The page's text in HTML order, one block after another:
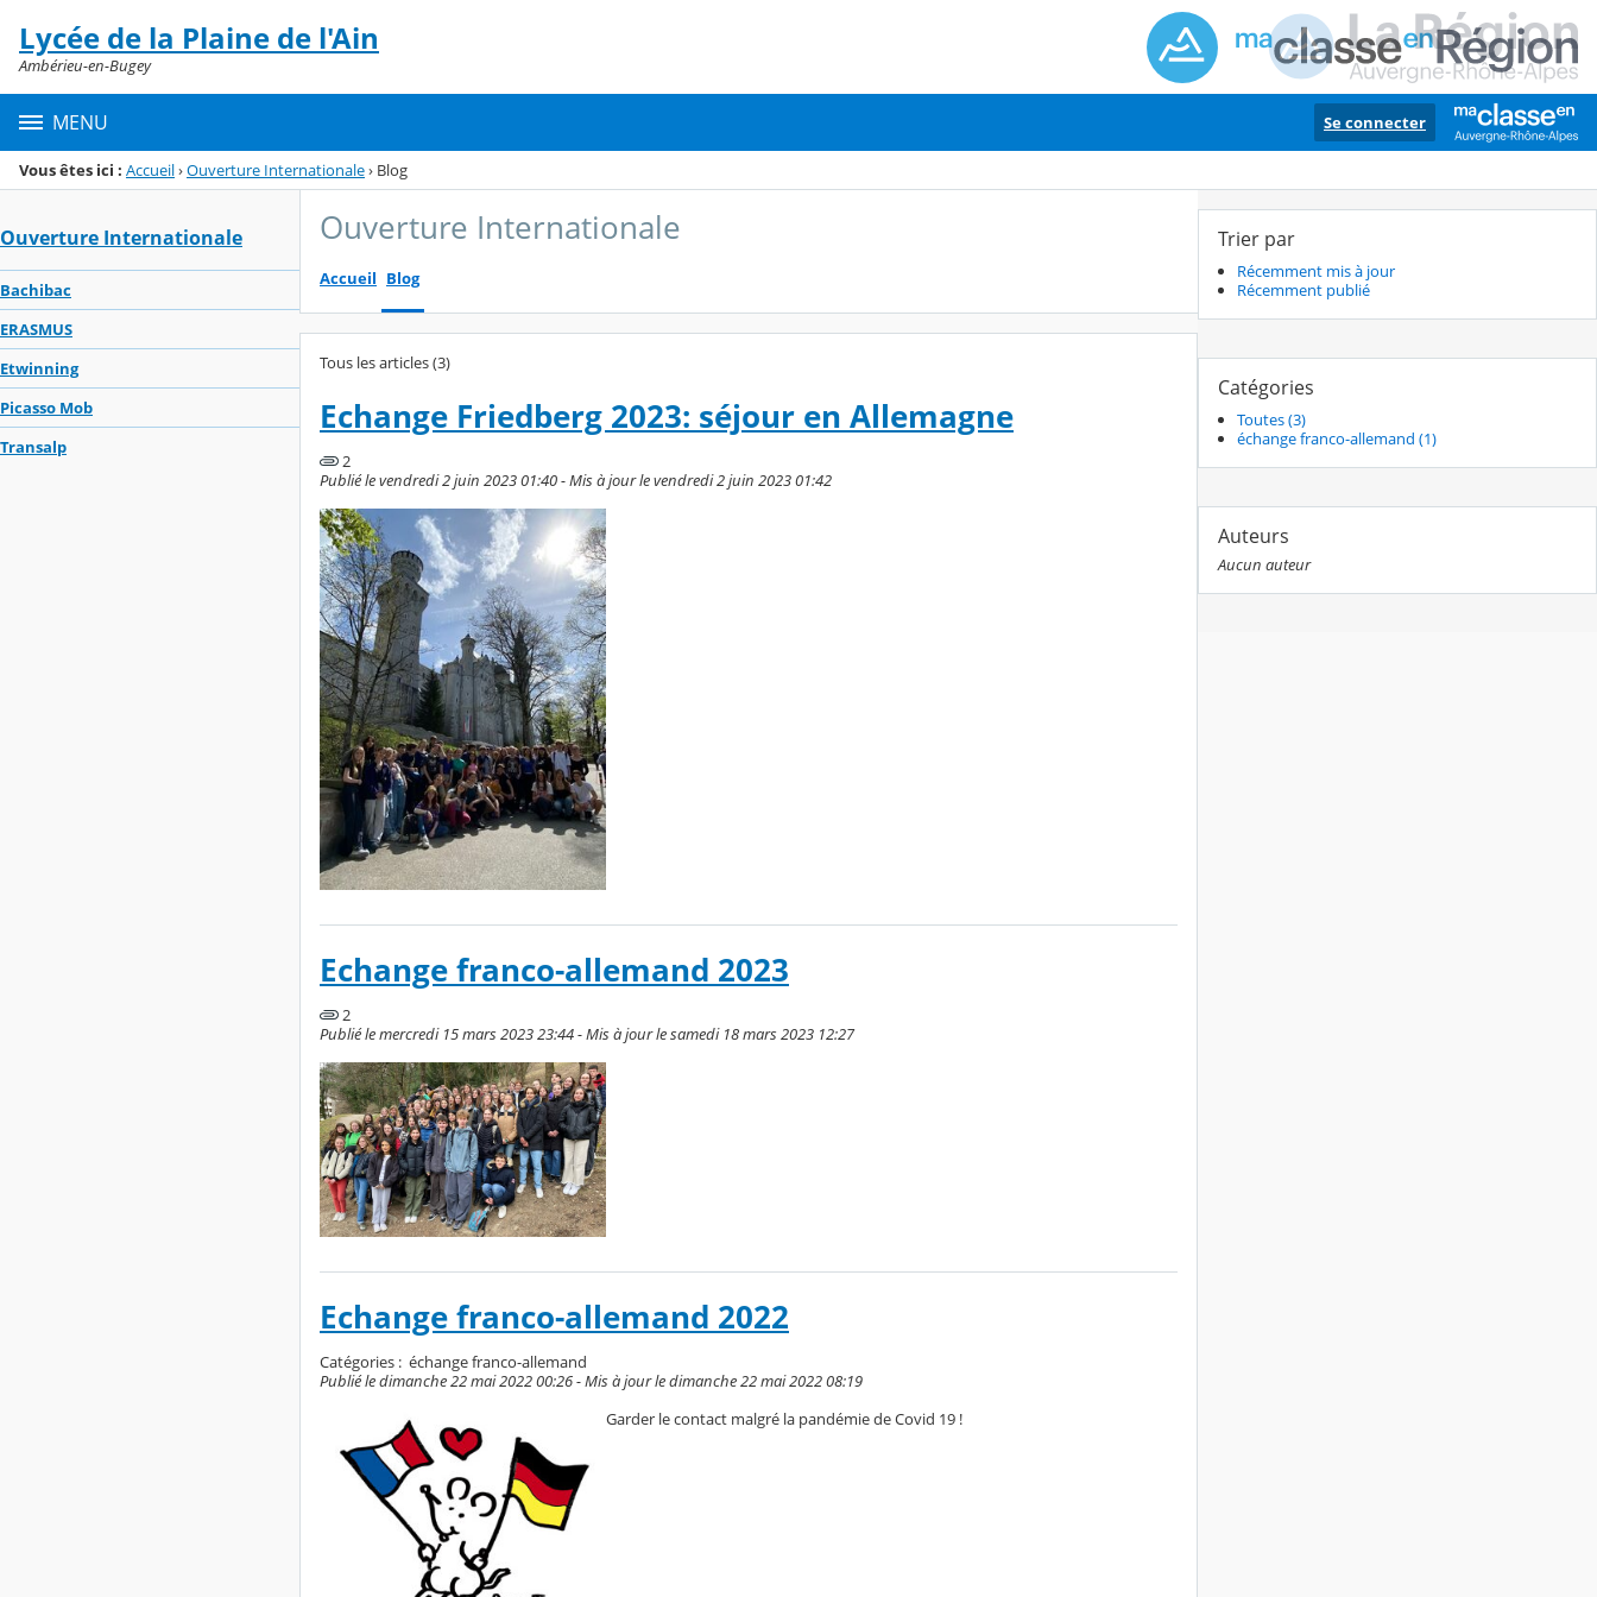
Menu de la rubrique
Contenu
Lycée de la Plaine de l'Ain
Ambérieu-en-Bugey
MENU Se connecter
Vous êtes ici : Accueil›Ouverture Internationale› Blog
Ouverture Internationale
Bachibac
ERASMUS
Etwinning
Picasso Mob
Transalp
Ouverture Internationale
Accueil Blog
Tous les articles (3)
Echange Friedberg 2023: séjour en Allemagne
2
Publié le vendredi 2 juin 2023 01:40 - Mis à jour le vendredi 2 juin 2023 01:42
Echange franco-allemand 2023
2
Publié le mercredi 15 mars 2023 23:44 - Mis à jour le samedi 18 mars 2023 12:27
Echange franco-allemand 2022
Catégories : échange franco-allemand
Publié le dimanche 22 mai 2022 00:26 - Mis à jour le dimanche 22 mai 2022 08:19
Garder le contact malgré la pandémie de Covid 19 !
Trier par
Récemment mis à jour
Récemment publié
Catégories
Toutes (3)
échange franco-allemand (1)
Auteurs
Aucun auteur